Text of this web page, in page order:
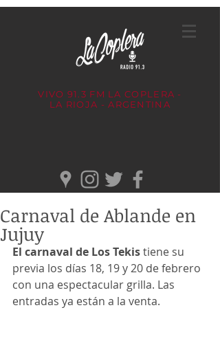
VIVO 91.3 FM LA COPLERA -
LA RIOJA - ARGENTINA
Carnaval de Ablande en
Jujuy
El carnaval de Los Tekis tiene su
previa los días 18, 19 y 20 de febrero
con una espectacular grilla. Las
entradas ya están a la venta.